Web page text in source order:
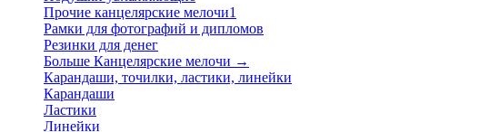
Прочие канцелярские мелочи1
Рамки для фотографий и дипломов
Резинки для денег
Больше Канцелярские мелочи →
Карандаши, точилки, ластики, линейки
Карандаши
Ластики
Линейки